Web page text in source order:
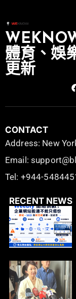
體育、娛
更新
CONTACT
Address: New
Email:
Tel: +944-
RECENT NEWS